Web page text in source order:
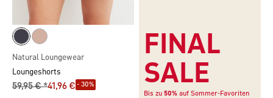
Natural Loungewear
Loungeshorts
59,95 € *41,96 € - 30%
FINAL
SALE
Bis zu 50% auf Sommer-Favoriten